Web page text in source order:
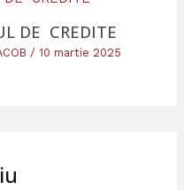
DE CREDITE
/10 martie 2025